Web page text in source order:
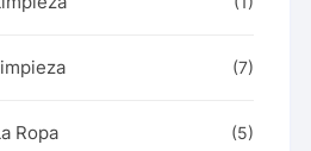
(7)
Ropa (5)